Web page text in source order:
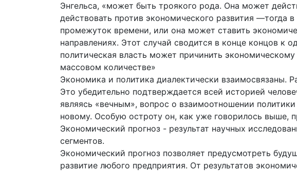
Энгельса, «может быть троякого рода. Она может
действовать против экономического развития —тогда
промежуток времени, или она может ставить
направлениях. Этот случай сводится в конце концов
политическая власть может причинить
массовом количестве»
Экономика и политика диалектически взаимосвязаны.
Это убедительно подтверждается всей историей
являясь «вечным», вопрос о взаимоотношении
новому. Особую остроту он, как уже говорилось выше,
Экономический прогноз - результат научных
сегментов.
Экономический прогноз позволяет предусмотреть
развитие любого предприятия. От результатов